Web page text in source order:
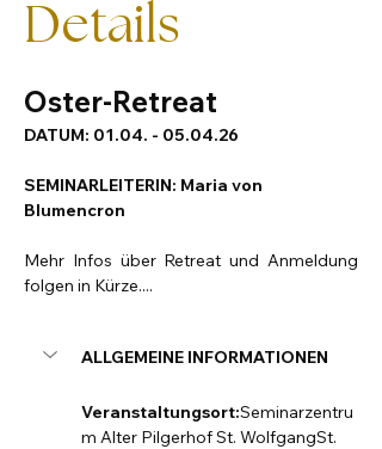
Details
Oster-Retreat
DATUM: 01.04. - 05.04.26
SEMINARLEITERIN: Maria von
Blumencron
Mehr Infos über Retreat und Anmeldung
folgen in Kürze....
ALLGEMEINE INFORMATIONEN
Veranstaltungsort:Seminarzentru
m Alter Pilgerhof St. WolfgangSt.